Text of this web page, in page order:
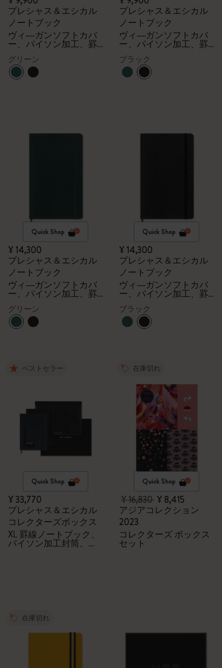
プレシャス＆エシカル
ノートブック
ヴィ―ガンソフトカバ
ー、パイソン加工、罫
線
グリーン
プレシャス＆エシカル
ノートブック
ヴィ―ガンソフトカバ
ー、パイソン加工、罫
線
ブラック
Quick Shop
¥ 14,300
プレシャス＆エシカル
ノートブック
ヴィ―ガンソフトカバ
ー、パイソン加工、罫
線
グリーン
Quick Shop
¥ 14,300
プレシャス＆エシカル
ノートブック
ヴィ―ガンソフトカバ
ー、パイソン加工、罫
線
ブラック
ベストセラー
Quick Shop
¥ 33,770
プレシャス＆エシカル
コレクターズボックス
XL 罫線ノートブック、
パイソン加工封筒、
在庫切れ
Quick Shop
¥ 16,830¥ 8,415
アジアコレクション
2023
コレクターズ ボックス
セット
在庫切れ